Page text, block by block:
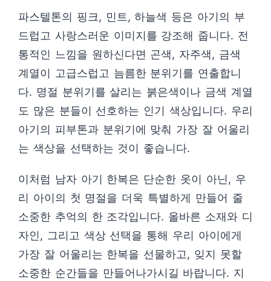
파스텔톤의 핑크, 민트, 하늘색 등은 아기의 부
드럽고 사랑스러운 이미지를 강조해 줍니다. 전
통적인 느낌을 원하신다면 곤색, 자주색, 금색
계열이 고급스럽고 늠름한 분위기를 연출합니
다. 명절 분위기를 살리는 붉은색이나 금색 계열
도 많은 분들이 선호하는 인기 색상입니다. 우리
아기의 피부톤과 분위기에 맞춰 가장 잘 어울리
는 색상을 선택하는 것이 좋습니다.
이처럼 남자 아기 한복은 단순한 옷이 아닌, 우
리 아이의 첫 명절을 더욱 특별하게 만들어 줄
소중한 추억의 한 조각입니다. 올바른 소재와 디
자인, 그리고 색상 선택을 통해 우리 아이에게
가장 잘 어울리는 한복을 선물하고, 잊지 못할
소중한 순간들을 만들어나가시길 바랍니다. 지